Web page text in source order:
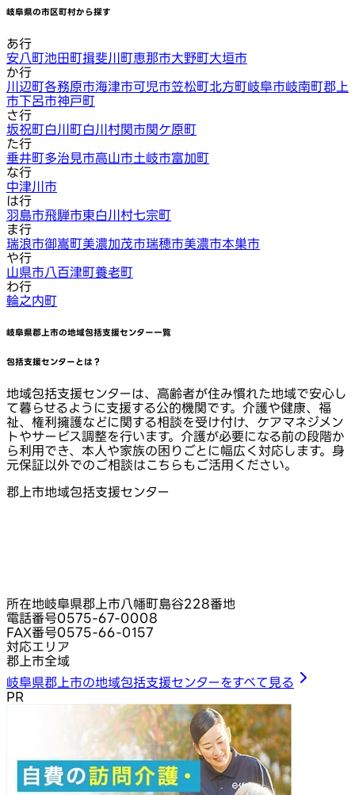
岐阜県の市区町村から探す
あ行
安八町池田町揖斐川町恵那市大野町大垣市
か行
川辺町各務原市海津市可児市笠松町北方町岐阜市岐南町郡上
市下呂市神戸町
さ行
坂祝町白川町白川村関市関ケ原町
た行
垂井町多治見市高山市土岐市富加町
な行
中津川市
は行
羽島市飛騨市東白川村七宗町
ま行
瑞浪市御嵩町美濃加茂市瑞穂市美濃市本巣市
や行
山県市八百津町養老町
わ行
輪之内町
岐阜県郡上市の地域包括支援センター一覧
包括支援センターとは？
地域包括支援センターは、高齢者が住み慣れた地域で安心し
て暮らせるように支援する公的機関です。介護や健康、福
祉、権利擁護などに関する相談を受け付け、ケアマネジメン
トやサービス調整を行います。介護が必要になる前の段階か
ら利用でき、本人や家族の困りごとに幅広く対応します。身
元保証以外でのご相談はこちらもご活用ください。
郡上市地域包括支援センター
所在地岐阜県郡上市八幡町島谷228番地
電話番号0575-67-0008
FAX番号0575-66-0157
対応エリア
郡上市全域
岐阜県郡上市の地域包括支援センターをすべて見る
PR